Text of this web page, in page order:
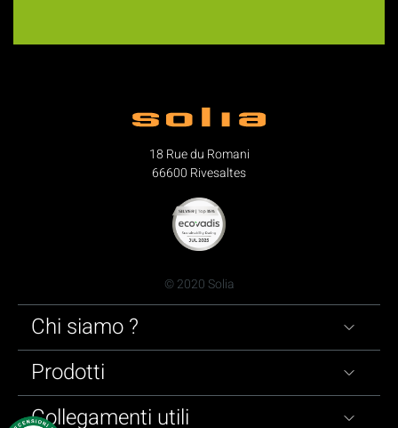
18 Rue du Romani
66600 Rivesaltes
© 2020 Solia
Chi siamo ?
Prodotti
Collegamenti utili